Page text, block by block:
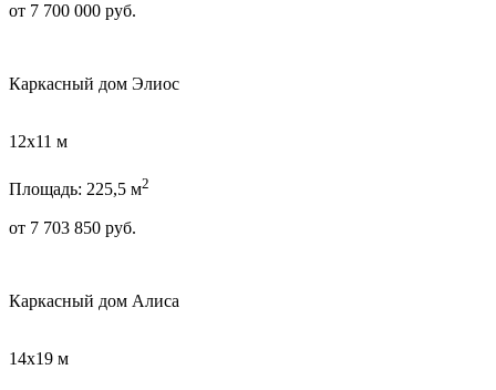
от 7 700 000 руб.
Каркасный дом Элиос
12х11 м
Площадь: 225,5 м2
от 7 703 850 руб.
Каркасный дом Алиса
14х19 м